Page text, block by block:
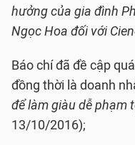
hưởng của gia đình
Ngọc Hoa đối với
Báo chí đã đề cập
đồng thời là doanh
để làm giàu dễ phạm
13/10/2016);